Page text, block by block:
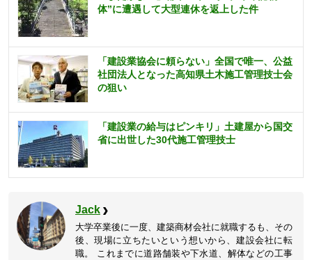
体”に遭遇して大型連休を返上した件
「建設業協会に頼らない」全国で唯一、公益
社団法人となった高知県土木施工管理技士会
の狙い
「建設業の給与はピンキリ」土建屋から国交
省に出世した30代施工管理技士
Jack
大学卒業後に一度、建築商材会社に就職するも、その
後、現場に立ちたいという想いから、建設会社に転
職。 これまでに道路舗装や下水道、解体などの工事